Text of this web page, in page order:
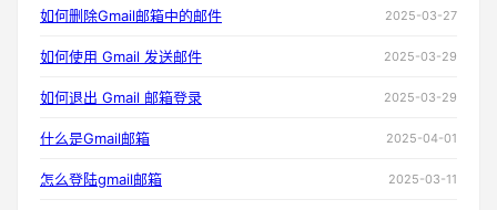
如何删除Gmail邮箱中的邮件 2025-03-27
如何使用 Gmail 发送邮件 2025-03-29
如何退出 Gmail 邮箱登录 2025-03-29
什么是Gmail邮箱 2025-04-01
怎么登陆gmail邮箱 2025-03-11